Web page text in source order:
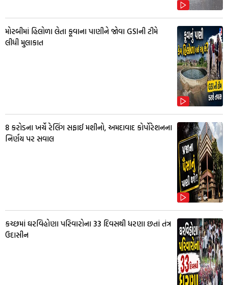
મોરબીમાં હિલોળા લેતા કૂવાના પાણીને જોવા GSIની ટીમે
લીધી મુલાકાત
₹8 કરોડના ખર્ચે રેલિંગ સફાઈ મશીનો, અમદાવાદ કોર્પોરેશનના
નિર્ણય પર સવાલ
કચ્છમાં ઘરવિહોણા પરિવારોના 33 દિવસથી ધરણા છતાં તંત્ર
ઉદાસીન